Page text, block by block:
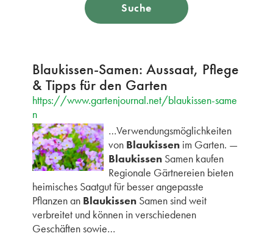
Suche
Blaukissen-Samen: Aussaat, Pflege
& Tipps für den Garten
https://www.gartenjournal.net/blaukissen-same
n
…Verwendungsmöglichkeiten
von Blaukissenim Garten. —
BlaukissenSamen kaufen
Regionale Gärtnereien bieten
heimisches Saatgut für besser angepasste
Pflanzen an BlaukissenSamen sind weit
verbreitet und können in verschiedenen
Geschäften sowie…